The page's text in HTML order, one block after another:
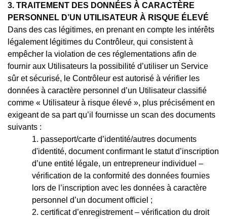
3. TRAITEMENT DES DONNÉES À CARACTÈRE
PERSONNEL D’UN UTILISATEUR À RISQUE ÉLEVÉ
Dans des cas légitimes, en prenant en compte les intérêts
légalement légitimes du Contrôleur, qui consistent à
empêcher la violation de ces réglementations afin de
fournir aux Utilisateurs la possibilité d’utiliser un Service
sûr et sécurisé, le Contrôleur est autorisé à vérifier les
données à caractère personnel d’un Utilisateur classifié
comme « Utilisateur à risque élevé », plus précisément en
exigeant de sa part qu’il fournisse un scan des documents
suivants :
1. passeport/carte d’identité/autres documents
d'identité, document confirmant le statut d’inscription
d’une entité légale, un entrepreneur individuel –
vérification de la conformité des données fournies
lors de l’inscription avec les données à caractère
personnel d’un document officiel ;
2. certificat d’enregistrement – vérification du droit